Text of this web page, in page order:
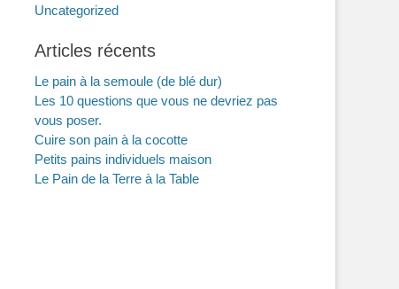
Uncategorized
Articles récents
Le pain à la semoule (de blé dur)
Les 10 questions que vous ne devriez pas
vous poser.
Cuire son pain à la cocotte
Petits pains individuels maison
Le Pain de la Terre à la Table